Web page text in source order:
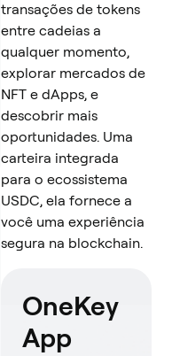
transações de tokens
entre cadeias a
qualquer momento,
explorar mercados de
NFT e dApps, e
descobrir mais
oportunidades. Uma
carteira integrada
para o ecossistema
USDC, ela fornece a
você uma experiência
segura na blockchain.
OneKey
App